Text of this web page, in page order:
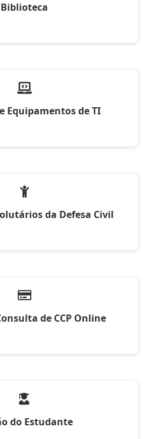
Biblioteca
Equipamentos de TI
da Defesa Civil
de CCP Online
do Estudante